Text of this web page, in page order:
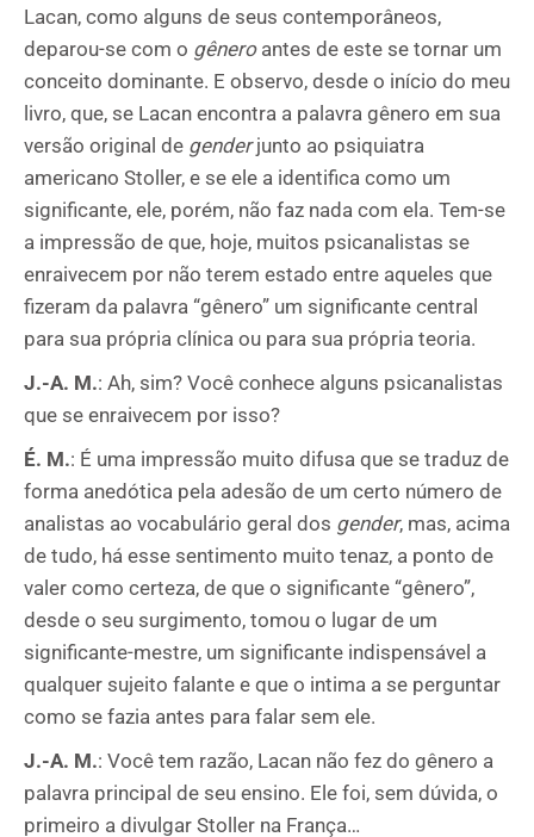
Lacan, como alguns de seus contemporâneos,
deparou-se com o gêneroantes de este se tornar um
conceito dominante. E observo, desde o início do meu
livro, que, se Lacan encontra a palavra gênero em sua
versão original de genderjunto ao psiquiatra
americano Stoller, e se ele a identifica como um
significante, ele, porém, não faz nada com ela. Tem-se
a impressão de que, hoje, muitos psicanalistas se
enraivecem por não terem estado entre aqueles que
fizeram da palavra “gênero” um significante central
para sua própria clínica ou para sua própria teoria.
J.-A. M.: Ah, sim? Você conhece alguns psicanalistas
que se enraivecem por isso?
É. M.: É uma impressão muito difusa que se traduz de
forma anedótica pela adesão de um certo número de
analistas ao vocabulário geral dos gender, mas, acima
de tudo, há esse sentimento muito tenaz, a ponto de
valer como certeza, de que o significante “gênero”,
desde o seu surgimento, tomou o lugar de um
significante-mestre, um significante indispensável a
qualquer sujeito falante e que o intima a se perguntar
como se fazia antes para falar sem ele.
J.-A. M.: Você tem razão, Lacan não fez do gênero a
palavra principal de seu ensino. Ele foi, sem dúvida, o
primeiro a divulgar Stoller na França…